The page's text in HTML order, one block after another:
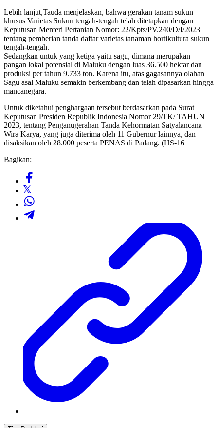
Lebih lanjut,Tauda menjelaskan, bahwa gerakan tanam sukun
khusus Varietas Sukun tengah-tengah telah ditetapkan dengan
Keputusan Menteri Pertanian Nomor: 22/Kpts/PV.240/D/I/2023
tentang pemberian tanda daftar varietas tanaman hortikultura sukun
tengah-tengah.
Sedangkan untuk yang ketiga yaitu sagu, dimana merupakan
pangan lokal potensial di Maluku dengan luas 36.500 hektar dan
produksi per tahun 9.733 ton. Karena itu, atas gagasannya olahan
Sagu asal Maluku semakin berkembang dan telah dipasarkan hingga
mancanegara.
Untuk diketahui penghargaan tersebut berdasarkan pada Surat
Keputusan Presiden Republik Indonesia Nomor 29/TK/ TAHUN
2023, tentang Penganugerahan Tanda Kehormatan Satyalancana
Wira Karya, yang juga diterima oleh 11 Gubernur lainnya, dan
disaksikan oleh 28.000 peserta PENAS di Padang. (HS-16
Bagikan: